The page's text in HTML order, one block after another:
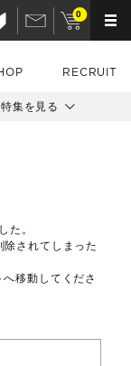
RECRUIT
0
特集を見る
た。
されてしまった
移動してくださ